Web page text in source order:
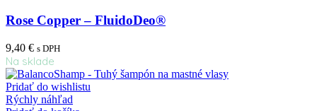
Rose Copper – FluidoDeo®
9,40 € s DPH
Na sklade
Pridať do wishlistu
Rýchly náhľad